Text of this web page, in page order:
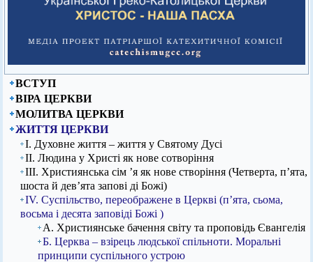
ВСТУП
ВІРА ЦЕРКВИ
МОЛИТВА ЦЕРКВИ
ЖИТТЯ ЦЕРКВИ
І. Духовне життя – життя у Святому Дусі
ІІ. Людина у Христі як нове сотворіння
ІІІ. Християнська сім ’я як нове створіння (Четверта, п’ята,
шоста й дев’ята запові ді Божі)
IV. Суспільство, переображене в Церкві (п’ята, сьома,
восьма і десята заповіді Божі )
А. Християнське бачення світу та проповідь Євангелія
Б. Церква – взірець людської спільноти. Моральні
принципи суспільного устрою